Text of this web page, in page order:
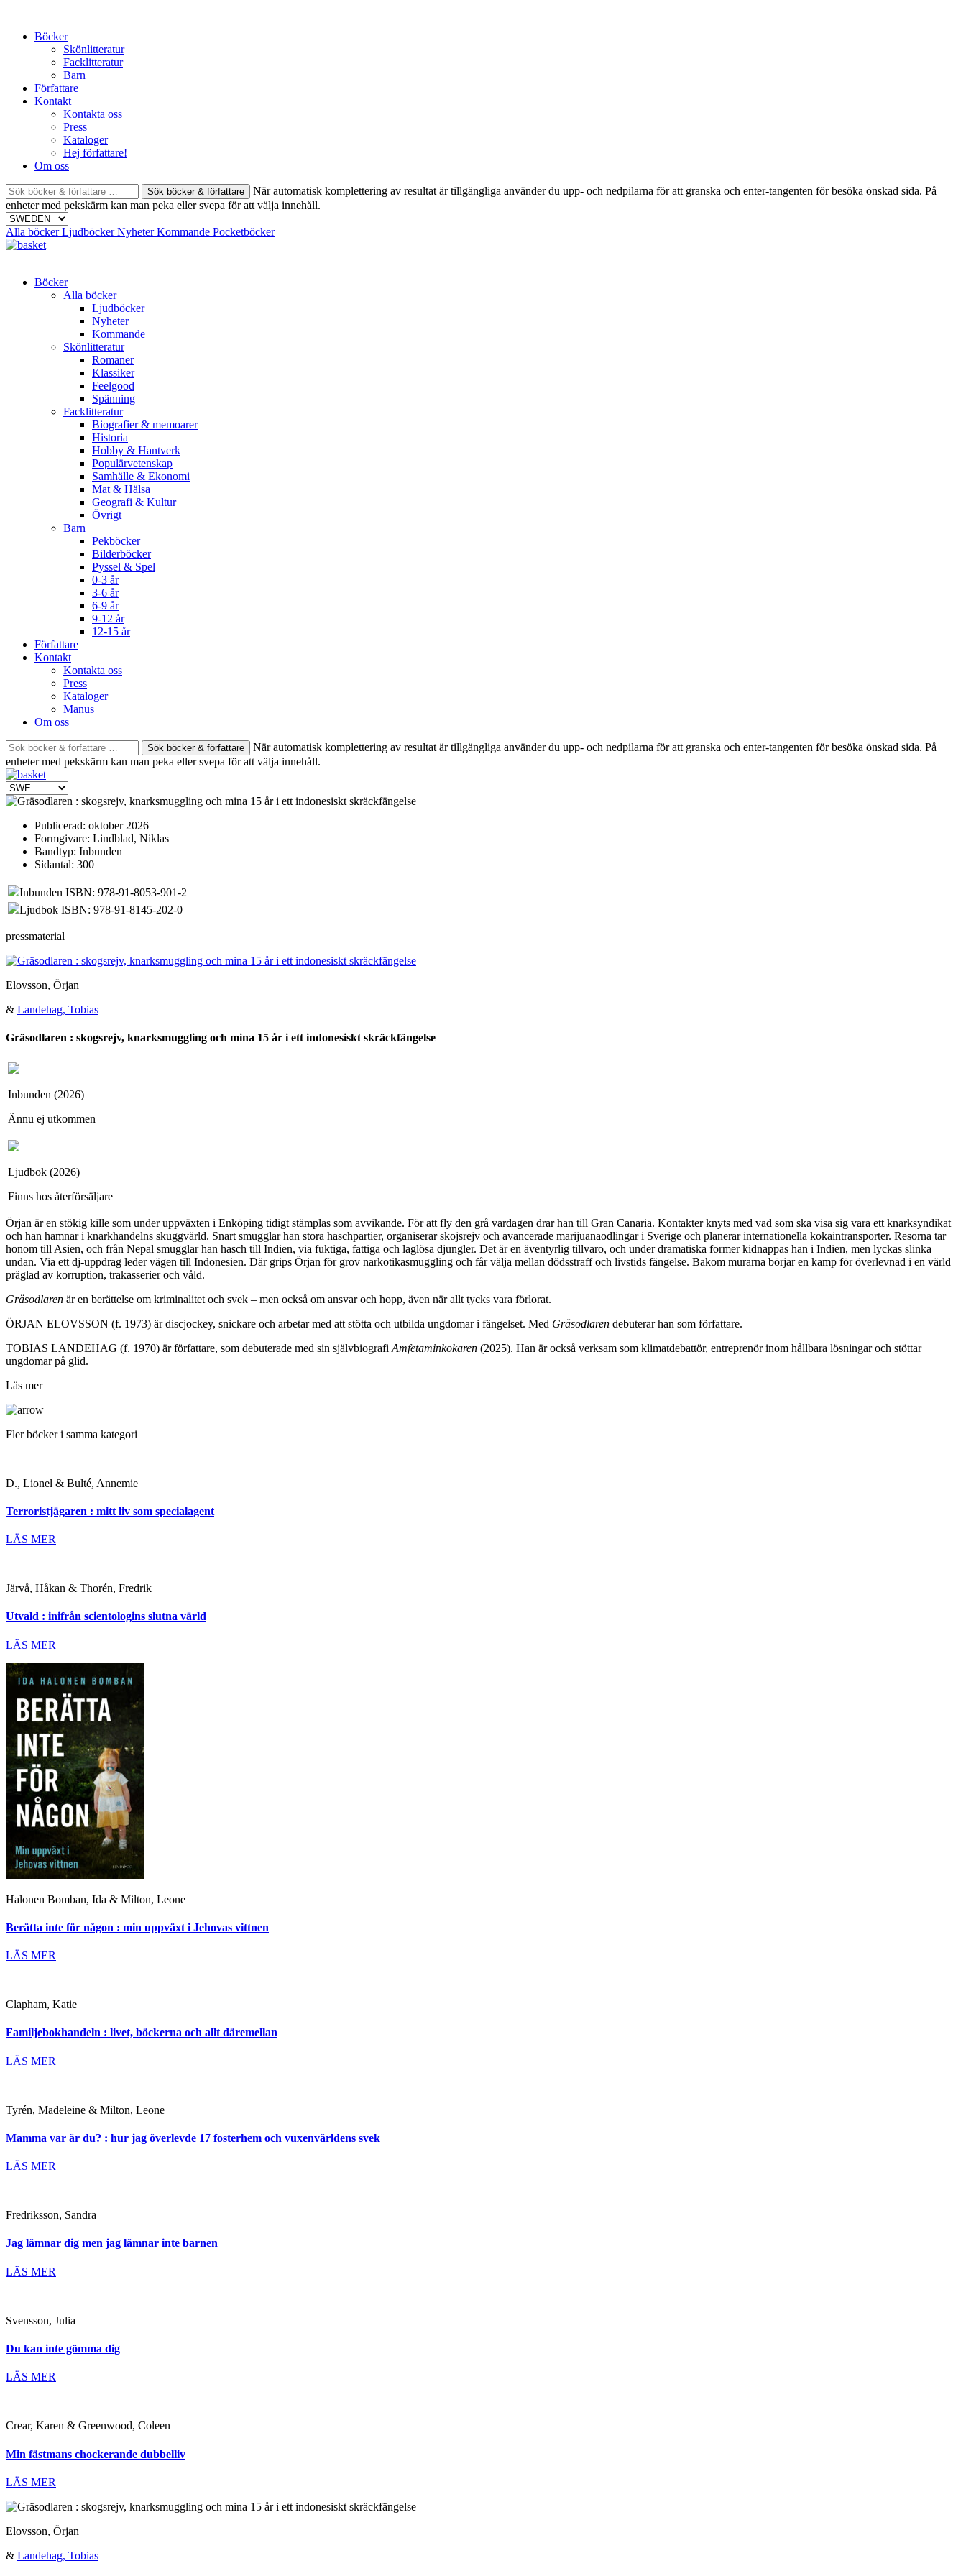
contentBöcker
Skönlitteratur
Facklitteratur
Barn
Författare
Kontakt
Kontakta oss
Press
Kataloger
Hej författare!
Om oss
Sök
böcker
&
författare
efter:
När automatisk komplettering av resultat är tillgängliga använder du upp- och nedpilarna för att granska och enter-tangenten för besöka önskad sida. På
enheter med pekskärm kan man peka eller svepa för att välja innehåll.
Alla böckerLjudböckerNyheterKommande Pocketböcker
Böcker
Alla böcker
Ljudböcker
Nyheter
Kommande
Skönlitteratur
Romaner
Klassiker
Feelgood
Spänning
Facklitteratur
Biografier & memoarer
Historia
Hobby & Hantverk
Populärvetenskap
Samhälle & Ekonomi
Mat & Hälsa
Geografi & Kultur
Övrigt
Barn
Pekböcker
Bilderböcker
Pyssel & Spel
0-3 år
3-6 år
6-9 år
9-12 år
12-15 år
Författare
Kontakt
Kontakta oss
Press
Kataloger
Manus
Om oss
Sök
böcker
&
författare
efter:
När automatisk komplettering av resultat är tillgängliga använder du upp- och nedpilarna för att granska och enter-tangenten för besöka önskad sida. På
enheter med pekskärm kan man peka eller svepa för att välja innehåll.
Publicerad: oktober 2026
Formgivare: Lindblad, Niklas
Bandtyp: Inbunden
Sidantal: 300
Inbunden ISBN: 978-91-8053-901-2
Ljudbok ISBN: 978-91-8145-202-0
pressmaterial
Elovsson, Örjan
& Landehag, Tobias
Gräsodlaren : skogsrejv, knarksmuggling och mina 15 år i ett indonesiskt skräckfängelse
Inbunden (2026)
Ännu ej utkommen
Ljudbok (2026)
Finns hos återförsäljare
Örjan är en stökig kille som under uppväxten i Enköping tidigt stämplas som avvikande. För att fly den grå vardagen drar han till Gran Canaria. Kontakter knyts med vad som ska visa sig vara ett knarksyndikat
och han hamnar i knarkhandelns skuggvärld. Snart smugglar han stora haschpartier, organiserar skojsrejv och avancerade marijuanaodlingar i Sverige och planerar internationella kokaintransporter. Resorna tar
honom till Asien, och från Nepal smugglar han hasch till Indien, via fuktiga, fattiga och laglösa djungler. Det är en äventyrlig tillvaro, och under dramatiska former kidnappas han i Indien, men lyckas slinka
undan. Via ett dj-uppdrag leder vägen till Indonesien. Där grips Örjan för grov narkotikasmuggling och får välja mellan dödsstraff och livstids fängelse. Bakom murarna börjar en kamp för överlevnad i en värld
präglad av korruption, trakasserier och våld.
Gräsodlaren är en berättelse om kriminalitet och svek – men också om ansvar och hopp, även när allt tycks vara förlorat.
ÖRJAN ELOVSSON (f. 1973) är discjockey, snickare och arbetar med att stötta och utbilda ungdomar i fängelset. Med Gräsodlaren debuterar han som författare.
TOBIAS LANDEHAG (f. 1970) är författare, som debuterade med sin självbiografi Amfetaminkokaren (2025). Han är också verksam som klimatdebattör, entreprenör inom hållbara lösningar och stöttar
ungdomar på glid.
Läs mer
Fler böcker i samma kategori
D., Lionel & Bulté, Annemie
Terroristjägaren : mitt liv som specialagent
LÄS MER
Järvå, Håkan & Thorén, Fredrik
Utvald : inifrån scientologins slutna värld
LÄS MER
Halonen Bomban, Ida & Milton, Leone
Berätta inte för någon : min uppväxt i Jehovas vittnen
LÄS MER
Clapham, Katie
Familjebokhandeln : livet, böckerna och allt däremellan
LÄS MER
Tyrén, Madeleine & Milton, Leone
Mamma var är du? : hur jag överlevde 17 fosterhem och vuxenvärldens svek
LÄS MER
Fredriksson, Sandra
Jag lämnar dig men jag lämnar inte barnen
LÄS MER
Svensson, Julia
Du kan inte gömma dig
LÄS MER
Crear, Karen & Greenwood, Coleen
Min fästmans chockerande dubbelliv
LÄS MER
Elovsson, Örjan
& Landehag, Tobias